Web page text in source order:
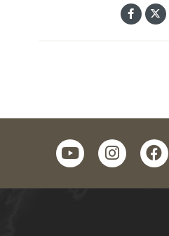
facebook
instagram
youtube